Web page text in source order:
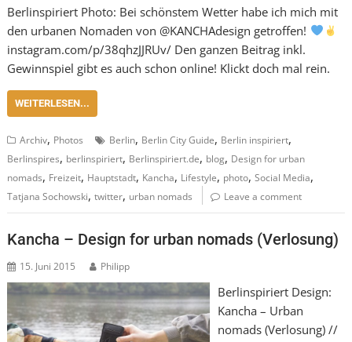
Berlinspiriert Photo: Bei schönstem Wetter habe ich mich mit
den urbanen Nomaden von @KANCHAdesign getroffen!
instagram.com/p/38qhzJJRUv/ Den ganzen Beitrag inkl.
Gewinnspiel gibt es auch schon online! Klickt doch mal rein.
WEITERLESEN...
Archiv, Photos Berlin, Berlin City Guide, Berlin inspiriert,
Berlinspires, berlinspiriert, Berlinspiriert.de, blog, Design for urban
nomads, Freizeit, Hauptstadt, Kancha, Lifestyle, photo,Social Media,
Tatjana Sochowski,twitter, urban nomads Leave a comment
Kancha – Design for urban nomads (Verlosung)
15. Juni 2015 Philipp
Berlinspiriert Design:
Kancha – Urban
nomads (Verlosung) //